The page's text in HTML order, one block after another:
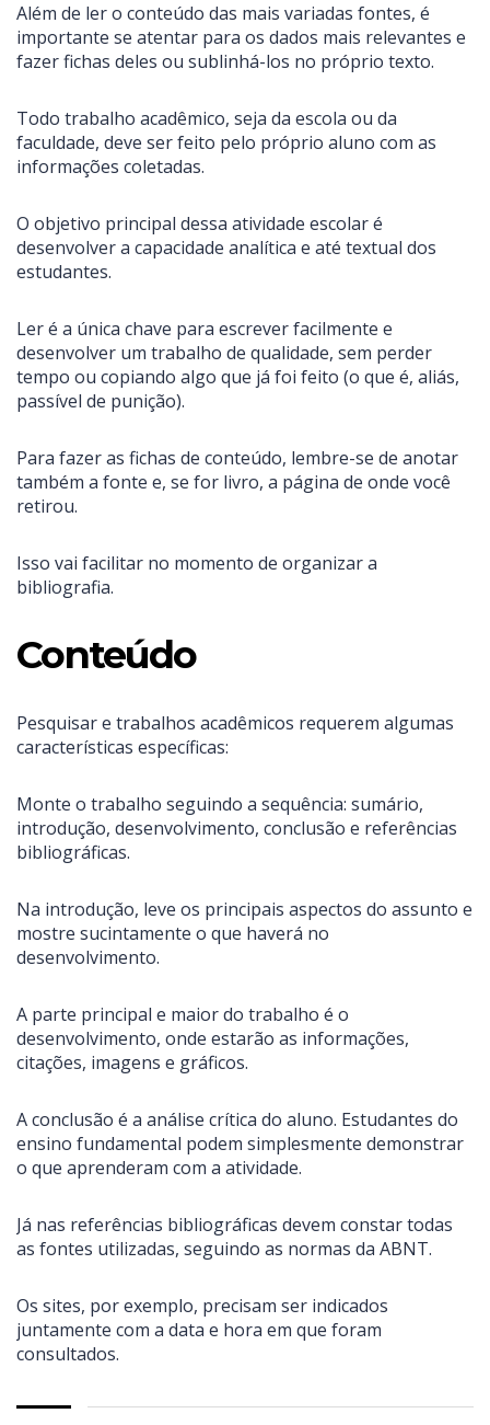
Além de ler o conteúdo das mais variadas fontes, é
importante se atentar para os dados mais relevantes e
fazer fichas deles ou sublinhá-los no próprio texto.
Todo trabalho acadêmico, seja da escola ou da
faculdade, deve ser feito pelo próprio aluno com as
informações coletadas.
O objetivo principal dessa atividade escolar é
desenvolver a capacidade analítica e até textual dos
estudantes.
Ler é a única chave para escrever facilmente e
desenvolver um trabalho de qualidade, sem perder
tempo ou copiando algo que já foi feito (o que é, aliás,
passível de punição).
Para fazer as fichas de conteúdo, lembre-se de anotar
também a fonte e, se for livro, a página de onde você
retirou.
Isso vai facilitar no momento de organizar a
bibliografia.
Conteúdo
Pesquisar e trabalhos acadêmicos requerem algumas
características específicas:
Monte o trabalho seguindo a sequência: sumário,
introdução, desenvolvimento, conclusão e referências
bibliográficas.
Na introdução, leve os principais aspectos do assunto e
mostre sucintamente o que haverá no
desenvolvimento.
A parte principal e maior do trabalho é o
desenvolvimento, onde estarão as informações,
citações, imagens e gráficos.
A conclusão é a análise crítica do aluno. Estudantes do
ensino fundamental podem simplesmente demonstrar
o que aprenderam com a atividade.
Já nas referências bibliográficas devem constar todas
as fontes utilizadas, seguindo as normas da ABNT.
Os sites, por exemplo, precisam ser indicados
juntamente com a data e hora em que foram
consultados.